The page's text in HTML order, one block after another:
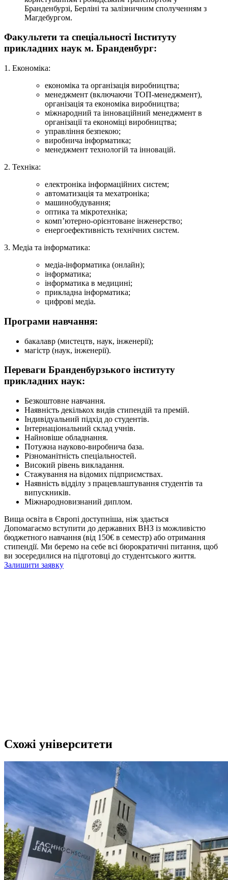
Бранденбурзі, Берліні та залізничним сполученням з
Магдебургом.
Факультети та спеціальності Інституту
прикладних наук м. Бранденбург:
1. Економіка:
економіка та організація виробництва;
менеджмент (включаючи ТОП-менеджмент),
організація та економіка виробництва;
міжнародний та інноваційний менеджмент в
організації та економіці виробництва;
управління безпекою;
виробнича інформатика;
менеджмент технологій та інновацій.
2. Техніка:
електроніка інформаційних систем;
автоматизація та мехатроніка;
машинобудування;
оптика та мікротехніка;
комп’ютерно-орієнтоване інженерство;
енергоефективність технічних систем.
3. Медіа та інформатика:
медіа-інформатика (онлайн);
інформатика;
інформатика в медицині;
прикладна інформатика;
цифрові медіа.
Програми навчання:
бакалавр (мистецтв, наук, інженерії);
магістр (наук, інженерії).
Переваги Бранденбурзького інституту
прикладних наук:
Безкоштовне навчання.
Наявність декількох видів стипендій та премій.
Індивідуальний підхід до студентів.
Інтернаціональний склад учнів.
Найновіше обладнання.
Потужна науково-виробнича база.
Різноманітність спеціальностей.
Високий рівень викладання.
Стажування на відомих підприємствах.
Наявність відділу з працевлаштування студентів та
випускників.
Міжнародновизнаний диплом.
Вища освіта в Європі доступніша, ніж здається
Допомагаємо вступити до державних ВНЗ із можливістю
бюджетного навчання (від 150€ в семестр) або отримання
стипендії. Ми беремо на себе всі бюрократичні питання, щоб
ви зосередилися на підготовці до студентського життя.
Залишити заявку
Схожі університети